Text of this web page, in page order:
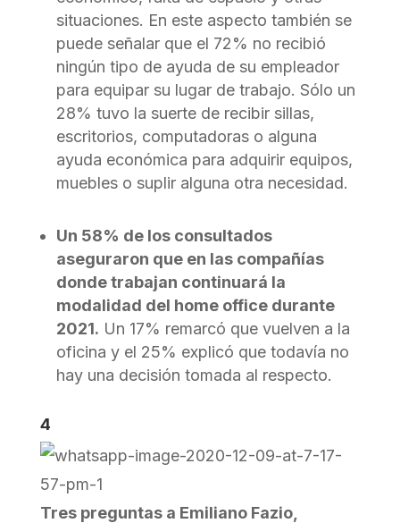
situaciones. En este aspecto también se
puede señalar que el 72% no recibió
ningún tipo de ayuda de su empleador
para equipar su lugar de trabajo. Sólo un
28% tuvo la suerte de recibir sillas,
escritorios, computadoras o alguna
ayuda económica para adquirir equipos,
muebles o suplir alguna otra necesidad.
Un 58% de los consultados
aseguraron que en las compañías
donde trabajan continuará la
modalidad del home office durante
2021. Un 17% remarcó que vuelven a la
oficina y el 25% explicó que todavía no
hay una decisión tomada al respecto.
4
Tres preguntas a Emiliano Fazio,